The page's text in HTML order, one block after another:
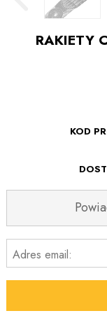
RAKIETY
KOD
Adres email: